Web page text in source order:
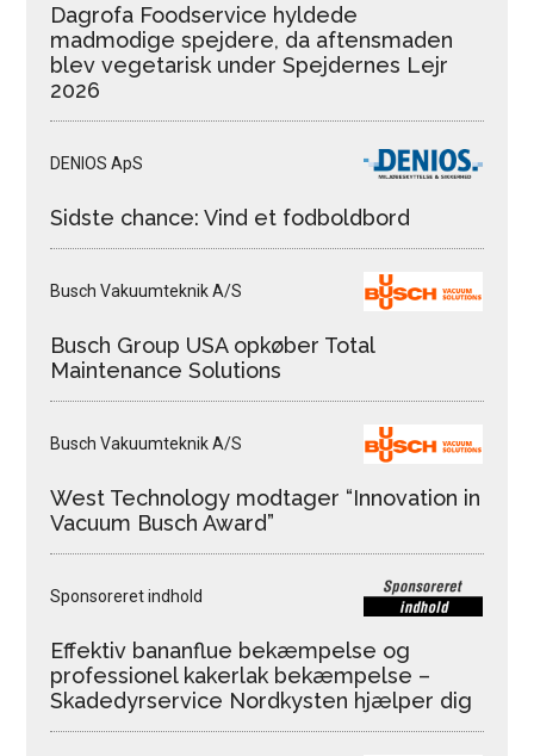
Dagrofa Foodservice hyldede
madmodige spejdere, da aftensmaden
blev vegetarisk under Spejdernes Lejr
2026
DENIOS ApS
Sidste chance: Vind et fodboldbord
Busch Vakuumteknik A/S
Busch Group USA opkøber Total
Maintenance Solutions
Busch Vakuumteknik A/S
West Technology modtager “Innovation in
Vacuum Busch Award”
Sponsoreret indhold
Effektiv bananflue bekæmpelse og
professionel kakerlak bekæmpelse –
Skadedyrservice Nordkysten hjælper dig